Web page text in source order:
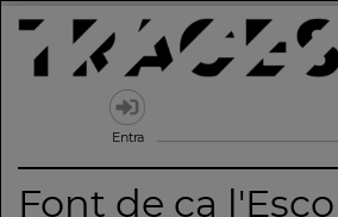
Skip
content
Un mapa de la memòria obert a
Entra
Font de ca